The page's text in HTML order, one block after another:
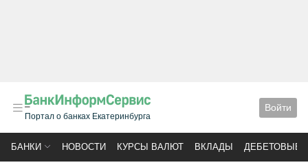
Портал о банках Екатеринбурга
Войти
БАНКИ НОВОСТИ КУРСЫ ВАЛЮТ ВКЛАДЫ ДЕБЕТОВЫЕ